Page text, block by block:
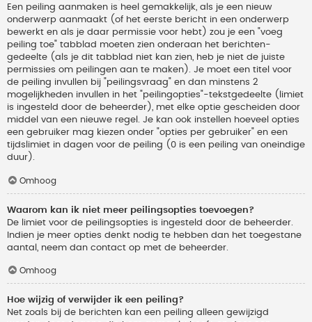
Een peiling aanmaken is heel gemakkelijk, als je een nieuw
onderwerp aanmaakt (of het eerste bericht in een onderwerp
bewerkt en als je daar permissie voor hebt) zou je een "voeg
peiling toe" tabblad moeten zien onderaan het berichten-
gedeelte (als je dit tabblad niet kan zien, heb je niet de juiste
permissies om peilingen aan te maken). Je moet een titel voor
de peiling invullen bij "peilingsvraag" en dan minstens 2
mogelijkheden invullen in het "peilingopties"-tekstgedeelte (limiet
is ingesteld door de beheerder), met elke optie gescheiden door
middel van een nieuwe regel. Je kan ook instellen hoeveel opties
een gebruiker mag kiezen onder "opties per gebruiker" en een
tijdslimiet in dagen voor de peiling (0 is een peiling van oneindige
duur).
Omhoog
Waarom kan ik niet meer peilingsopties toevoegen?
De limiet voor de peilingsopties is ingesteld door de beheerder.
Indien je meer opties denkt nodig te hebben dan het toegestane
aantal, neem dan contact op met de beheerder.
Omhoog
Hoe wijzig of verwijder ik een peiling?
Net zoals bij de berichten kan een peiling alleen gewijzigd